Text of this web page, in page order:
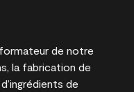
de notre
la fabrication de
de